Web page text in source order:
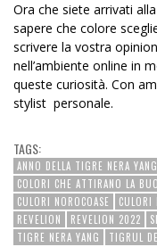
Ora che siete arrivati
sapere che colore
scrivere la vostra
nell’ambiente online in
queste curiosità. Con
stylist personale.
TAGS:
ANNO DELLA TIGRE NERA YANG
COLORI CHE ATTIRANO LA
CULORI NOROCOASE
CULORI
REVELION
REVELION 2022
TIGRE NERA YANG
TIGRUL